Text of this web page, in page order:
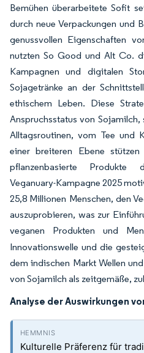
Bemühen überarbeitete Sofit
durch neue Verpackungen und
genussvollen Eigenschaften
nutzten So Good und Alt Co.
Kampagnen und digitalen
Sojagetränke an der
ethischem Leben. Diese
Anspruchsstatus von
Alltagsroutinen, vom Tee und
einer breiteren Ebene
pflanzenbasierte Produkte
Veganuary-Kampagne 2025
25,8 Millionen Menschen, den
auszuprobieren, was zur
veganen Produkten und
Innovationswelle und die
dem indischen Markt Wellen
von Sojamilch als zeitgemäße,
Analyse der Auswirkungen
Kulturelle Präferenz für